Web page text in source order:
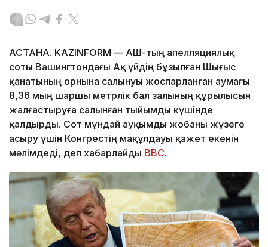
АСТАНА. KAZINFORM — АҚШ-тың апелляциялық
соты Вашингтондағы Ақ үйдің бұзылған Шығыс
қанатының орнына салынуы жоспарланған аумағы
8,36 мың шаршы метрлік бал залының құрылысын
жалғастыруға салынған тыйымды күшінде
қалдырды. Сот мұндай ауқымды жобаны жүзеге
асыру үшін Конгрестің мақұлдауы қажет екенін
мәлімдеді, деп хабарлайды BBC.